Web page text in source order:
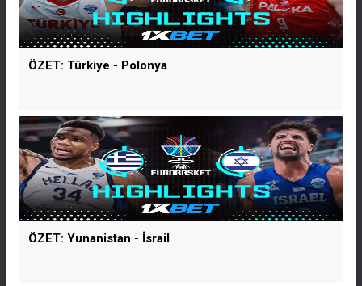
ÖZET: Türkiye - Polonya
ÖZET: Yunanistan - İsrail